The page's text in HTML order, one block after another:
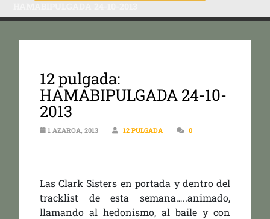
12 pulgada:
HAMABIPULGADA 24-10-
2013
1 AZAROA, 2013 12 PULGADA 0
Las Clark Sisters en portada y dentro del
tracklist de esta semana…..animado,
llamando al hedonismo, al baile y con